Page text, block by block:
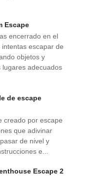
Escape
encerrado en el
escapar de
objetos y
lugares adecuados
de escape
creado por escape
que adivinar
de nivel y
e...
Escape 2